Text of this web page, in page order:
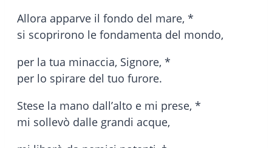
Allora apparve il fondo del mare, *
si scoprirono le fondamenta del mondo,
per la tua minaccia, Signore, *
per lo spirare del tuo furore.
Stese la mano dall’alto e mi prese, *
mi sollevò dalle grandi acque,